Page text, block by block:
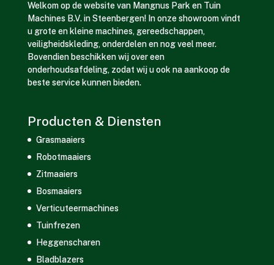
Welkom op de website van Mangnus Park en Tuin
Machines B.V. in Steenbergen! In onze showroom vindt
u grote en kleine machines, gereedschappen,
veiligheidskleding, onderdelen en nog veel meer.
Bovendien beschikken wij over een
onderhoudsafdeling, zodat wij u ook na aankoop de
beste service kunnen bieden.
Producten & Diensten
Grasmaaiers
Robotmaaiers
Zitmaaiers
Bosmaaiers
Verticuteermachines
Tuinfrezen
Heggenscharen
Bladblazers